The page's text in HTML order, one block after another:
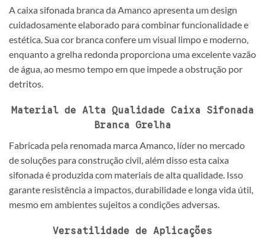
A caixa sifonada branca da Amanco apresenta um design
cuidadosamente elaborado para combinar funcionalidade e
estética. Sua cor branca confere um visual limpo e moderno,
enquanto a grelha redonda proporciona uma excelente vazão
de água, ao mesmo tempo em que impede a obstrução por
detritos.
Material de Alta Qualidade Caixa Sifonada
Branca Grelha
Fabricada pela renomada marca Amanco, líder no mercado
de soluções para construção civil, além disso esta caixa
sifonada é produzida com materiais de alta qualidade. Isso
garante resistência a impactos, durabilidade e longa vida útil,
mesmo em ambientes sujeitos a condições adversas.
Versatilidade de Aplicações